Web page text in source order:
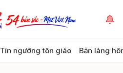
Tín ngưỡng tôn giáo Bản làng